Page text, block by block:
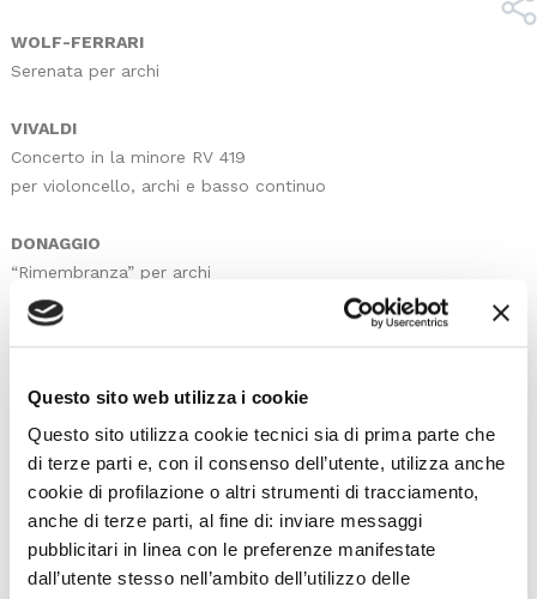
Questo sito web utilizza i cookie
Questo sito utilizza cookie tecnici sia di prima parte che
di terze parti e, con il consenso dell’utente, utilizza anche
cookie di profilazione o altri strumenti di tracciamento,
anche di terze parti, al fine di: inviare messaggi
pubblicitari in linea con le preferenze manifestate
dall’utente stesso nell’ambito dell’utilizzo delle
WOLF-FERRARI
Serenata per archi
VIVALDI
Concerto in la minore RV 419
per violoncello, archi e basso continuo
DONAGGIO
“Rimembranza” per archi
(dedicata a “I Solisti Veneti”)
Fantasia su “La Traviata” di Giuseppe Verdi op. 50
omaggio al Teatro La Fenice di Venezia
VERDI
Quartetto in mi minore
(versione dell’autore per orchestra d’archi)